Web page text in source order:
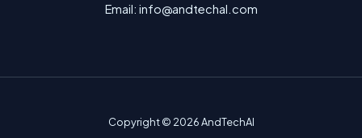
Email: info@andtechal.com
Copyright © 2026 AndTechAl